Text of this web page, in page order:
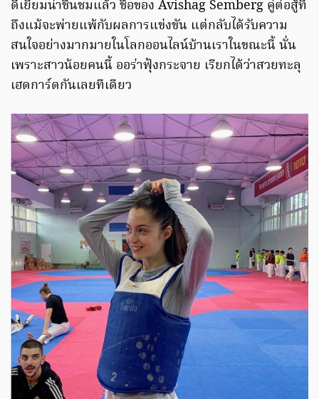
ดีเยี่ยมน่าชื่นชมแล้ว ชื่อของ Avishag Semberg คู่ต่อสู้ที่
ถึงแม้จะพ่ายแพ้กับผลการแข่งขัน แต่กลับได้รับความ
สนใจอย่างมากมายในโลกออนไลน์บ้านเราในขณะนี้ นั่น
เพราะสาวน้อยคนนี้ ออร่าฟุ้งกระจาย เรียกได้ว่าสวยทะลุ
เฮดการ์ดกันเลยทีเดียว